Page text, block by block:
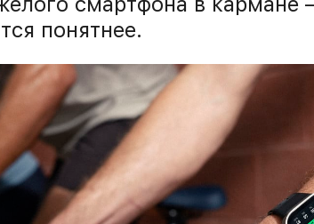
понятнее.